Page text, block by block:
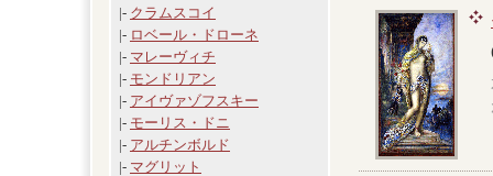
|- クラムスコイ
|- ロベール・ドローネ
|- マレーヴィチ
|- モンドリアン
|- アイヴァゾフスキー
|- モーリス・ドニ
|- アルチンボルド
|- マグリット